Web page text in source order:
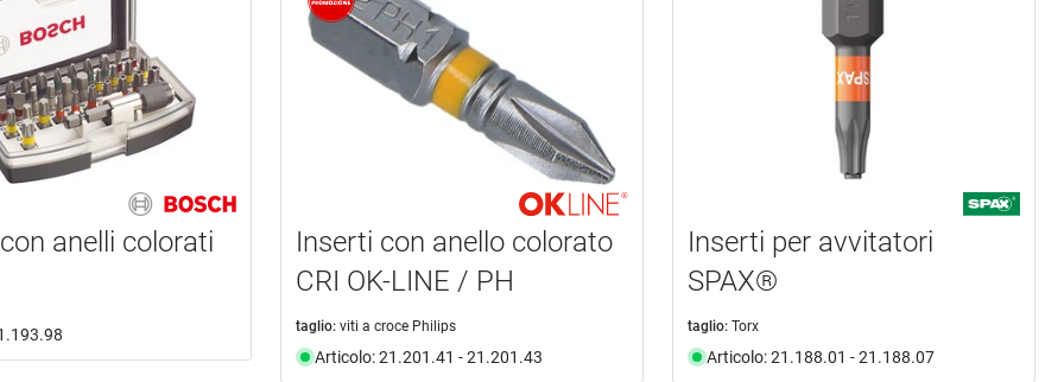
anelli colorati
Inserti con anello colorato
CRI OK-LINE / PH
taglio: viti a croce Philips
Articolo: 21.201.41 - 21.201.43
Inserti per avvitatori
SPAX®
taglio: Torx
Articolo: 21.188.01 - 21.188.07